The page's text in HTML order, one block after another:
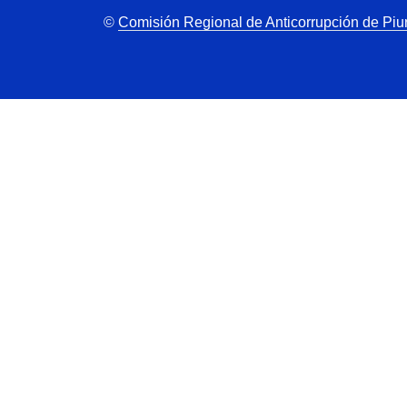
© Comisión Regional de Anticorrupción de